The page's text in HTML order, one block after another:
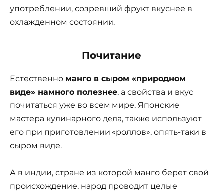
употреблении, созревший фрукт вкуснее в
охлажденном состоянии.
Почитание
Естественно манго в сыром «природном
виде» намного полезнее, а свойства и вкус
почитаться уже во всем мире. Японские
мастера кулинарного дела, также используют
его при приготовлении «роллов», опять-таки в
сыром виде.
А в индии, стране из которой манго берет свой
происхождение, народ проводит целые